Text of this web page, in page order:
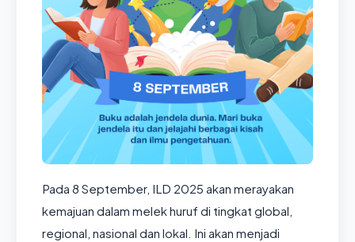
Pada 8 September, ILD 2025 akan merayakan
kemajuan dalam melek huruf di tingkat global,
regional, nasional dan lokal. Ini akan menjadi